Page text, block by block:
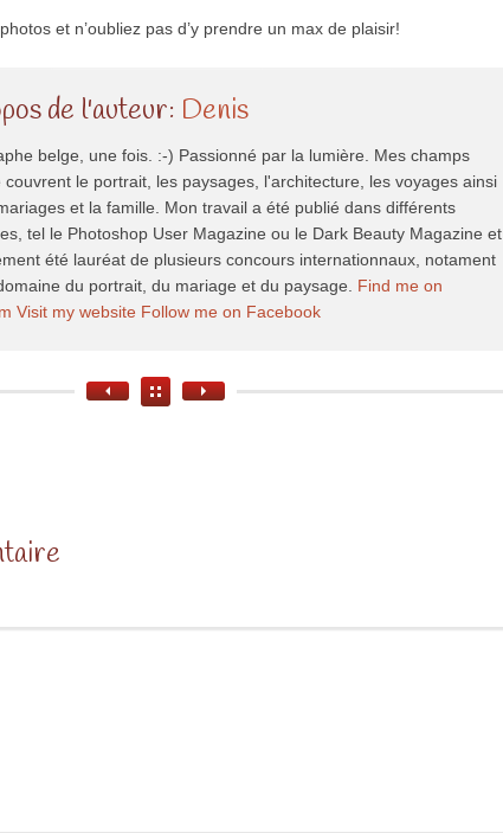
et n’oubliez pas d’y prendre un max de plaisir!
de l'auteur: Denis
belge, une fois. :-) Passionné par la lumière. Mes champs
couvrent le portrait, les paysages, l'architecture, les voyages ainsi
et la famille. Mon travail a été publié dans différents
tel le Photoshop User Magazine ou le Dark Beauty Magazine et
été lauréat de plusieurs concours internationnaux, notament
du portrait, du mariage et du paysage. Find me on
Visit my website Follow me on Facebook